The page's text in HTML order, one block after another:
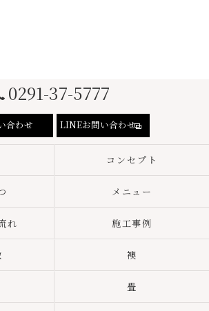
0291-37-5777
合わせ LINEお問い合わせ
コンセプト
メニュー
れ 施工事例
襖
畳